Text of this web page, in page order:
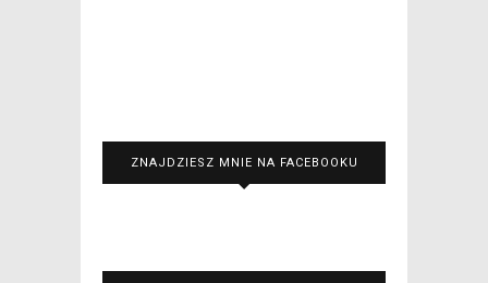
ZNAJDZIESZ MNIE NA FACEBOOKU